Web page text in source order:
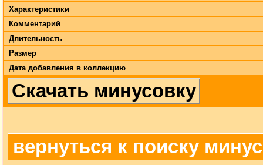
Характеристики
Комментарий
Длительность
Размер
Дата добавления в коллекцию
Скачать минусовку
вернуться к поиску